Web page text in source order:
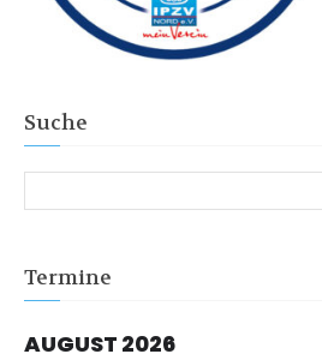
Suche
Termine
AUGUST 2026